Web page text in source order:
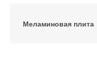
Меламиновая плита